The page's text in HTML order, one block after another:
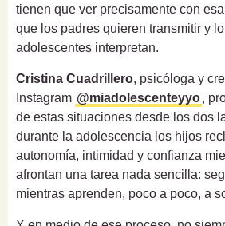
tienen que ver precisamente con
que los padres quieren transmitir y
adolescentes interpretan.
Cristina Cuadrillero, psicóloga y
Instagram @miadolescenteyyo,
de estas situaciones desde los dos
durante la adolescencia los hijos
autonomía, intimidad y confianza
afrontan una tarea nada sencilla:
mientras aprenden, poco a poco, a